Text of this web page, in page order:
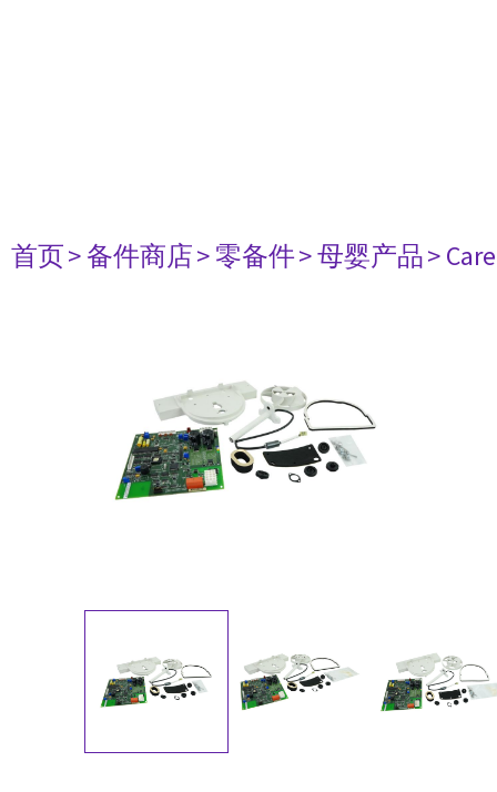
首页> 备件商店> 零备件> 母婴产品>